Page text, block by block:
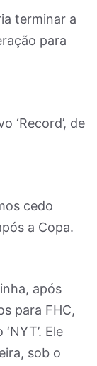
terminar a
para
‘Record’, de
cedo
a Copa.
após
para FHC,
Ele
sob o